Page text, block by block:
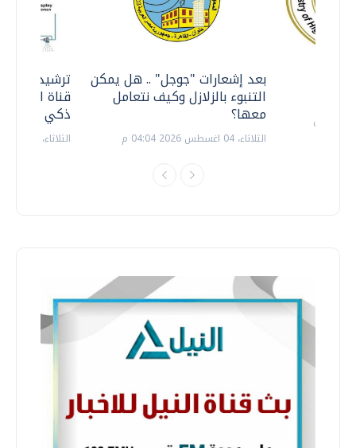
ترشيدا
قناة
ذكي
الثلاثاء، 14 يوليو 2026 06:11 م
بعد إشعارات "جوجل" .. هل يمكن
التنبوء بالزلازل وكيف نتعامل
معها؟
الثلاثاء، 04 اغسطس 2026 04:04 م